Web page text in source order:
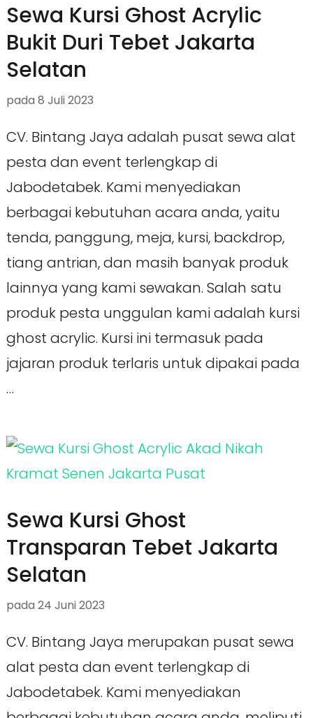
Sewa Kursi Ghost Acrylic
Bukit Duri Tebet Jakarta
Selatan
pada 8 Juli 2023
CV. Bintang Jaya adalah pusat sewa alat
pesta dan event terlengkap di
Jabodetabek. Kami menyediakan
berbagai kebutuhan acara anda, yaitu
tenda, panggung, meja, kursi, backdrop,
tiang antrian, dan masih banyak produk
lainnya yang kami sewakan. Salah satu
produk pesta unggulan kami adalah kursi
ghost acrylic. Kursi ini termasuk pada
jajaran produk terlaris untuk dipakai pada
…
Sewa Kursi Ghost
Transparan Tebet Jakarta
Selatan
pada 24 Juni 2023
CV. Bintang Jaya merupakan pusat sewa
alat pesta dan event terlengkap di
Jabodetabek. Kami menyediakan